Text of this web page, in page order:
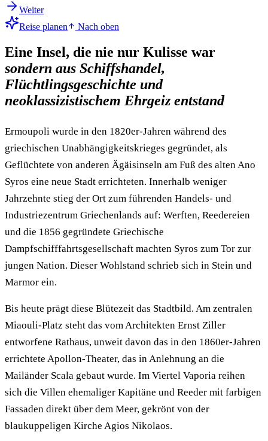
Weiter
Reise planen
Nach oben
Eine Insel, die nie nur Kulisse war
sondern aus Schiffshandel,
Flüchtlingsgeschichte und
neoklassizistischem Ehrgeiz entstand
Ermoupoli wurde in den 1820er-Jahren während des
griechischen Unabhängigkeitskrieges gegründet, als
Geflüchtete von anderen Ägäisinseln am Fuß des alten Ano
Syros eine neue Stadt errichteten. Innerhalb weniger
Jahrzehnte stieg der Ort zum führenden Handels- und
Industriezentrum Griechenlands auf: Werften, Reedereien
und die 1856 gegründete Griechische
Dampfschifffahrtsgesellschaft machten Syros zum Tor zur
jungen Nation. Dieser Wohlstand schrieb sich in Stein und
Marmor ein.
Bis heute prägt diese Blütezeit das Stadtbild. Am zentralen
Miaouli-Platz steht das vom Architekten Ernst Ziller
entworfene Rathaus, unweit davon das in den 1860er-Jahren
errichtete Apollon-Theater, das in Anlehnung an die
Mailänder Scala gebaut wurde. Im Viertel Vaporia reihen
sich die Villen ehemaliger Kapitäne und Reeder mit farbigen
Fassaden direkt über dem Meer, gekrönt von der
blaukuppeligen Kirche Agios Nikolaos.